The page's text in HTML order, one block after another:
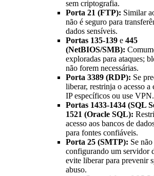
sem criptografia.
Porta 21 (FTP): Similar
não é seguro para
dados sensíveis.
Portas 135-139 e 445
(NetBIOS/SMB):
exploradas para ataques;
não forem necessárias.
Porta 3389 (RDP): Se
liberar, restrinja o acesso a
IP específicos ou use VPN.
Portas 1433-1434 (SQL
1521 (Oracle SQL):
acesso aos bancos de
para fontes confiáveis.
Porta 25 (SMTP): Se
configurando um servidor
evite liberar para prevenir
abuso.